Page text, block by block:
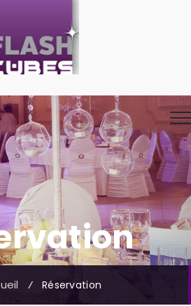
⁄ Réservation